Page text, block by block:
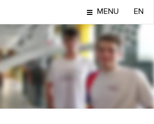
MENU EN
SPORT